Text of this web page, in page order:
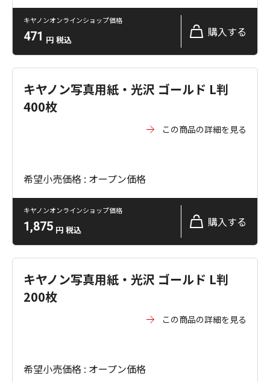
キヤノンオンラインショップ価格
471 円 税込
購入する
キヤノン写真用紙・光沢 ゴールド L判
400枚
この商品の詳細を見る
希望小売価格 : オープン価格
キヤノンオンラインショップ価格
1,875 円 税込
購入する
キヤノン写真用紙・光沢 ゴールド L判
200枚
この商品の詳細を見る
希望小売価格 : オープン価格